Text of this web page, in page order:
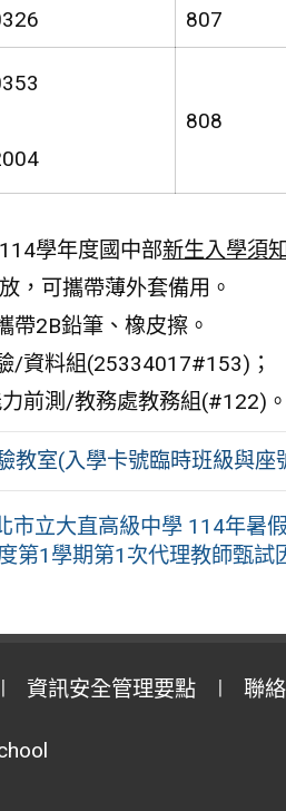
807
808
學年度國中部新生入學須知
，可攜帶薄外套備用。
帶2B鉛筆、橡皮擦。
/資料組(25334017#153)；
前測/教務處教務組(#122)
教室(入學卡號臨時班級與座
市立大直高級中學 114年暑
第1學期第1次代理教師甄
資訊安全管理要點 聯